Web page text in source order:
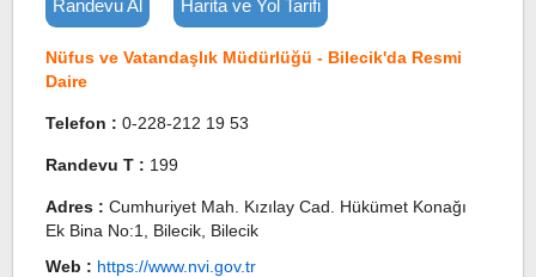
Randevu Al Harita ve Yol Tarifi
Nüfus ve Vatandaşlık Müdürlüğü - Bilecik'da Resmi
Daire
Telefon : 0-228-212 19 53
Randevu T : 199
Adres : Cumhuriyet Mah. Kızılay Cad. Hükümet Konağı
Ek Bina No:1, Bilecik, Bilecik
Web : https://www.nvi.gov.tr